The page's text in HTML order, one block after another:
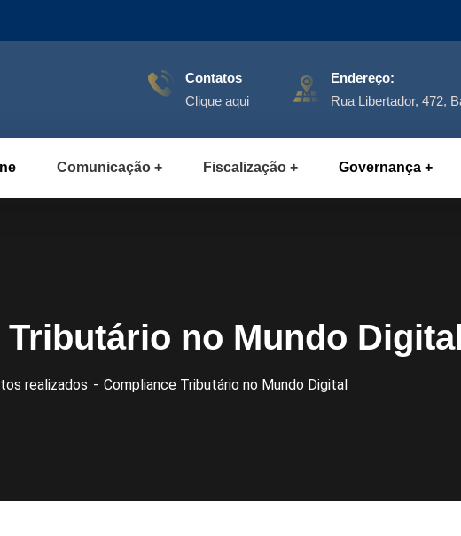
Contatos
Clique aqui
Endereço:
Rua Libertador, 472,
Comunicação Fiscalização Governança
no Mundo
realizados Compliance Tributário no Mundo Digital